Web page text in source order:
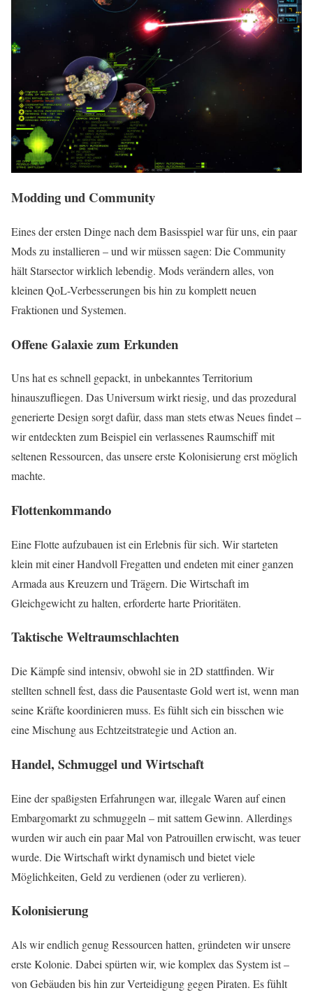
Modding und Community
Eines der ersten Dinge nach dem Basisspiel war für uns, ein paar
Mods zu installieren – und wir müssen sagen: Die Community
hält Starsector wirklich lebendig. Mods verändern alles, von
kleinen QoL-Verbesserungen bis hin zu komplett neuen
Fraktionen und Systemen.
Offene Galaxie zum Erkunden
Uns hat es schnell gepackt, in unbekanntes Territorium
hinauszufliegen. Das Universum wirkt riesig, und das prozedural
generierte Design sorgt dafür, dass man stets etwas Neues findet –
wir entdeckten zum Beispiel ein verlassenes Raumschiff mit
seltenen Ressourcen, das unsere erste Kolonisierung erst möglich
machte.
Flottenkommando
Eine Flotte aufzubauen ist ein Erlebnis für sich. Wir starteten
klein mit einer Handvoll Fregatten und endeten mit einer ganzen
Armada aus Kreuzern und Trägern. Die Wirtschaft im
Gleichgewicht zu halten, erforderte harte Prioritäten.
Taktische Weltraumschlachten
Die Kämpfe sind intensiv, obwohl sie in 2D stattfinden. Wir
stellten schnell fest, dass die Pausentaste Gold wert ist, wenn man
seine Kräfte koordinieren muss. Es fühlt sich ein bisschen wie
eine Mischung aus Echtzeitstrategie und Action an.
Handel, Schmuggel und Wirtschaft
Eine der spaßigsten Erfahrungen war, illegale Waren auf einen
Embargomarkt zu schmuggeln – mit sattem Gewinn. Allerdings
wurden wir auch ein paar Mal von Patrouillen erwischt, was teuer
wurde. Die Wirtschaft wirkt dynamisch und bietet viele
Möglichkeiten, Geld zu verdienen (oder zu verlieren).
Kolonisierung
Als wir endlich genug Ressourcen hatten, gründeten wir unsere
erste Kolonie. Dabei spürten wir, wie komplex das System ist –
von Gebäuden bis hin zur Verteidigung gegen Piraten. Es fühlt